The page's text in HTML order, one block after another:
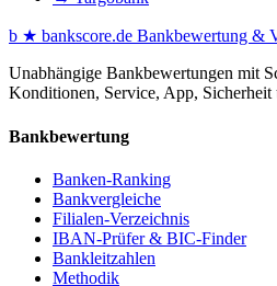
b ★ bankscore.de Bankbewertung &
Unabhängige Bankbewertungen mit
Konditionen, Service, App, Sicherheit
Bankbewertung
Banken-Ranking
Bankvergleiche
Filialen-Verzeichnis
IBAN-Prüfer & BIC-Finder
Bankleitzahlen
Methodik